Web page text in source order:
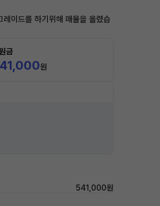
이드를 하기위해 매물을 올렸습
금
원
541,000원